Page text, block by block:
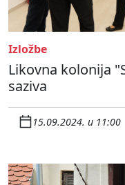
Izložbe
Likovna kolonija
saziva
15.09.2024. u 11:00